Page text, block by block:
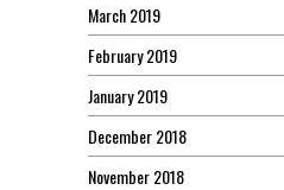
March 2019
February 2019
January 2019
December 2018
November 2018